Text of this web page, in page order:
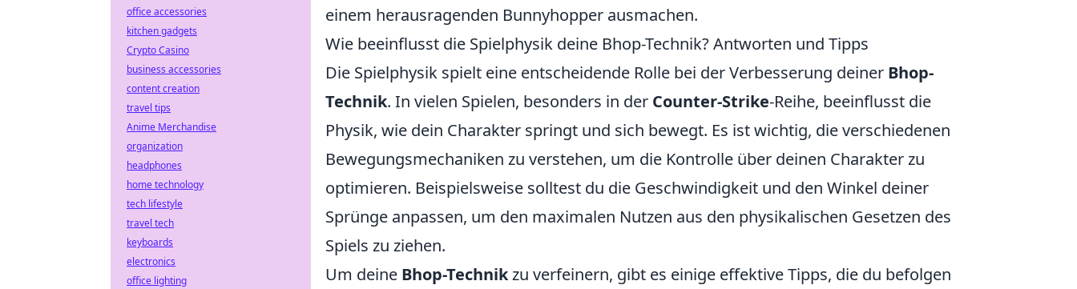
einem herausragenden Bunnyhopper ausmachen.
Wie beeinflusst die Spielphysik deine Bhop-Technik? Antworten und Tipps
Die Spielphysik spielt eine entscheidende Rolle bei der Verbesserung deiner Bhop-
Technik. In vielen Spielen, besonders in der Counter-Strike-Reihe, beeinflusst die
Physik, wie dein Charakter springt und sich bewegt. Es ist wichtig, die verschiedenen
Bewegungsmechaniken zu verstehen, um die Kontrolle über deinen Charakter zu
optimieren. Beispielsweise solltest du die Geschwindigkeit und den Winkel deiner
Sprünge anpassen, um den maximalen Nutzen aus den physikalischen Gesetzen des
Spiels zu ziehen.
Um deine Bhop-Technikzu verfeinern, gibt es einige effektive Tipps, die du befolgen
office accessories
kitchen gadgets
Crypto Casino
business accessories
content creation
travel tips
Anime Merchandise
organization
headphones
home technology
tech lifestyle
travel tech
keyboards
electronics
office lighting